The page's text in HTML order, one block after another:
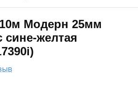
Модерн 25мм
сине-желтая